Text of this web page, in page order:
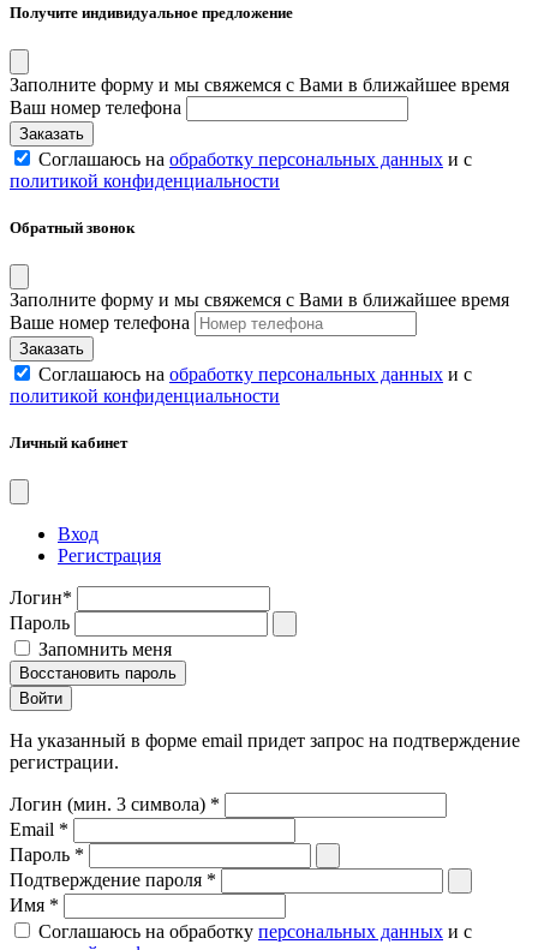
Получите индивидуальное предложение
Заполните форму и мы свяжемся с Вами в ближайшее время
Ваш номер телефона
Соглашаюсь на обработку персональных данных и с
политикой конфиденциальности
Обратный звонок
Заполните форму и мы свяжемся с Вами в ближайшее время
Ваше номер телефона
Соглашаюсь на обработку персональных данных и с
политикой конфиденциальности
Личный кабинет
Вход
Регистрация
Логин*
Пароль
Запомнить меня
Восстановить пароль
На указанный в форме email придет запрос на подтверждение
регистрации.
Логин (мин. 3 символа) *
Email *
Пароль *
Подтверждение пароля *
Имя *
Соглашаюсь на обработку персональных данных и с